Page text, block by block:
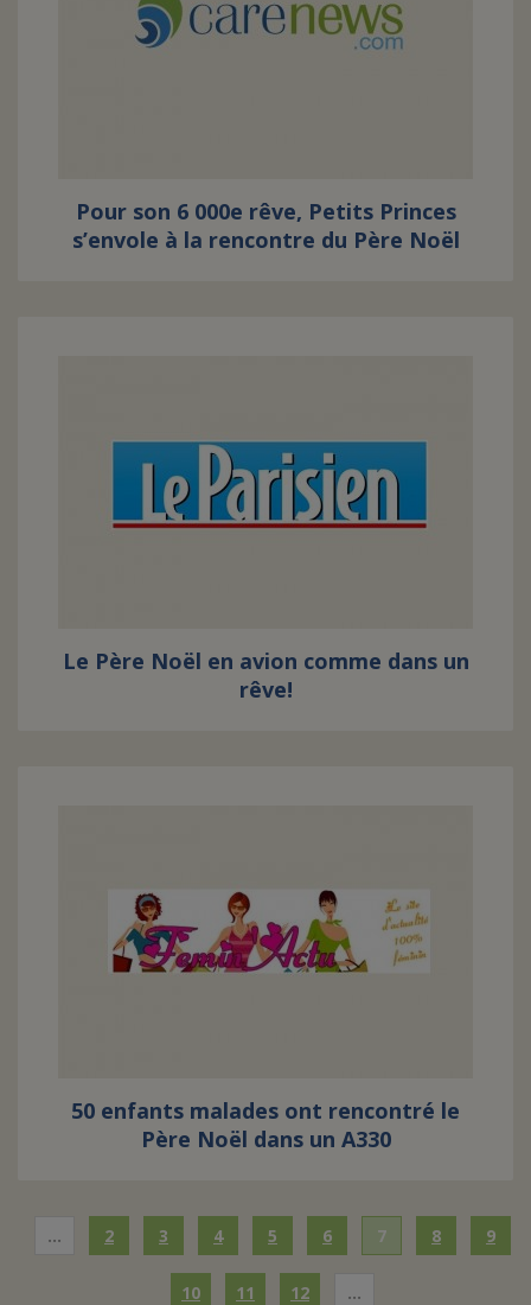
Pour son 6 000e rêve, Petits Princes
s’envole à la rencontre du Père Noël
Le Père Noël en avion comme dans un
rêve!
50 enfants malades ont rencontré le
Père Noël dans un A330
… 2 3 4 5 6 7 8 9
10 11 12 …